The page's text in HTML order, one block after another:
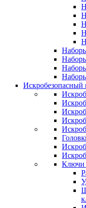
Искробезопасный
Ключи